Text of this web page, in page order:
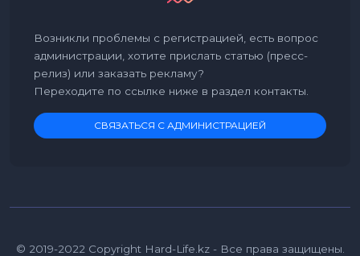
Возникли проблемы с регистрацией, есть вопрос
администрации, хотите прислать статью (пресс-
релиз) или заказать рекламу?
Переходите по ссылке ниже в раздел контакты.
СВЯЗАТЬСЯ С АДМИНИСТРАЦИЕЙ
© 2019-2022 Copyright Hard-Life.kz - Все права защищены.